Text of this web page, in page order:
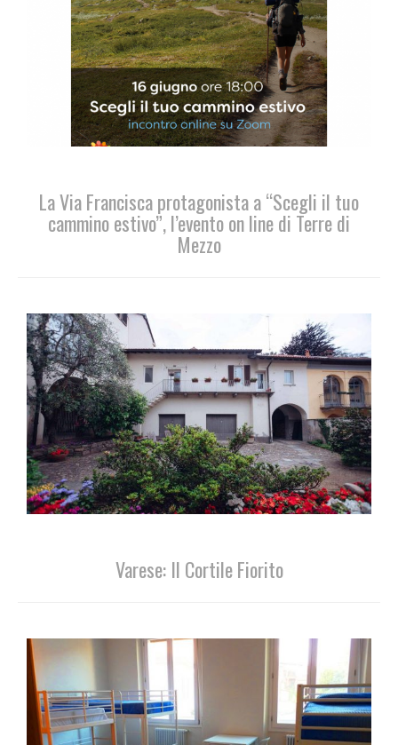
La Via Francisca protagonista a “Scegli il tuo
cammino estivo”, l’evento on line di Terre di
Mezzo
Varese: Il Cortile Fiorito